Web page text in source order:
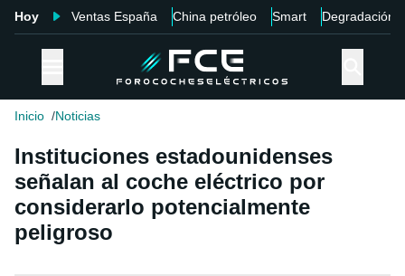
Hoy Ventas España China petróleo Smart Degradación
Inicio Noticias
Instituciones estadounidenses
señalan al coche eléctrico por
considerarlo potencialmente
peligroso